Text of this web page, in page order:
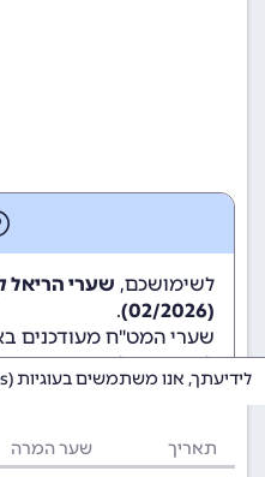
לשימושכם,
(02/2026)
.
שערי המט"ח מעודכנים
לשימוש גולשי
תאריך שער המרה
לידיעתך, אנו משתמשים בעוגיות (cookies) באתר זה.